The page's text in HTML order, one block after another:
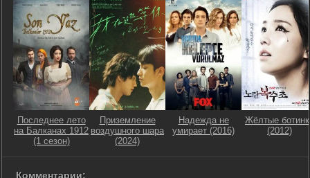
Последнее лето
на Балканах 1912
(1 сезон)
Приземление
воздушного шара
(2024)
Надежда не
умирает (2016)
Жёлтые
(2012)
Комментарии: